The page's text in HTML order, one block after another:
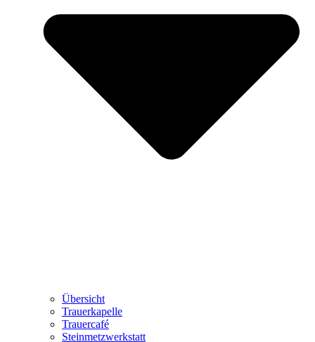
Übersicht
Trauerkapelle
Trauercafé
Steinmetzwerkstatt